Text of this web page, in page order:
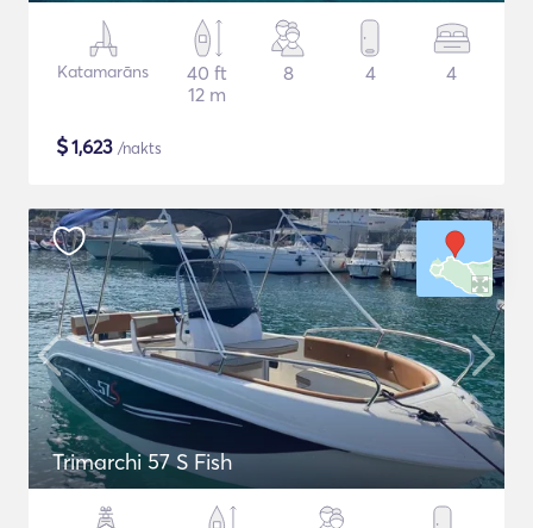
Katamarāns
40 ft
12 m
8 4 4
$1,623 /nakts
Trimarchi 57 S Fish